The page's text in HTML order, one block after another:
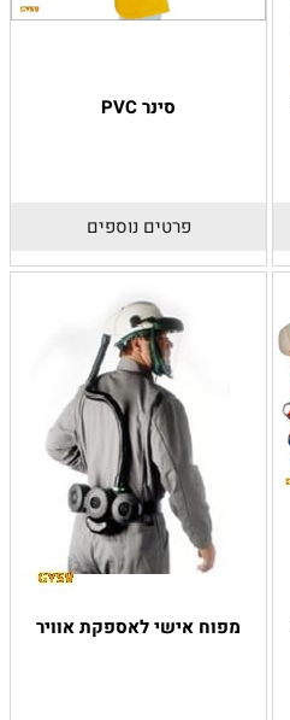
סינר PVC
פרטים נוספים
מפוח אישי לאספקת אוויר